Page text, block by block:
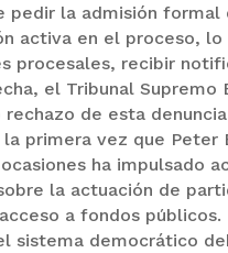
pedir la admisión
activa en el proceso,
procesales, recibir
el Tribunal
rechazo de esta
la primera vez que Peter
ha impulsado
la actuación de
a fondos públicos.
sistema democrático